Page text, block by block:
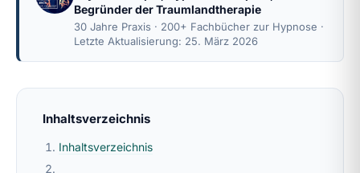
Begründer der Traumlandtherapie
30 Jahre Praxis · 200+ Fachbücher zur Hypnose ·
Letzte Aktualisierung: 25. März 2026
Inhaltsverzeichnis
Inhaltsverzeichnis